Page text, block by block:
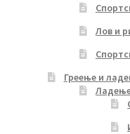
Лов и
Греење и